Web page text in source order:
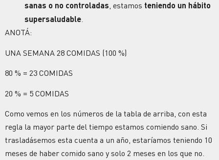
sanas o no controladas, estamos teniendo un hábito
supersaludable.
ANOTÁ:
UNA SEMANA 28 COMIDAS (100 %)
80 % = 23 COMIDAS
20 % = 5 COMIDAS
Como vemos en los números de la tabla de arriba, con esta
regla la mayor parte del tiempo estamos comiendo sano. Si
trasladásemos esta cuenta a un año, estaríamos teniendo 10
meses de haber comido sano y solo 2 meses en los que no.